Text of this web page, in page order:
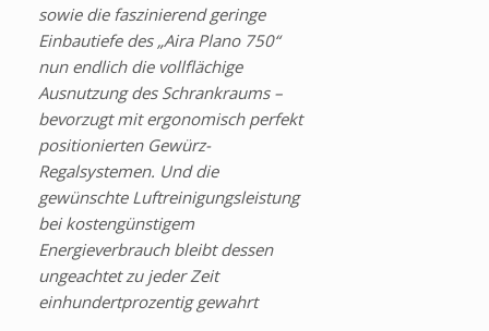
sowie die faszinierend geringe
Einbautiefe des „Aira Plano 750“
nun endlich die vollflächige
Ausnutzung des Schrankraums –
bevorzugt mit ergonomisch perfekt
positionierten Gewürz-
Regalsystemen. Und die
gewünschte Luftreinigungsleistung
bei kostengünstigem
Energieverbrauch bleibt dessen
ungeachtet zu jeder Zeit
einhundertprozentig gewahrt